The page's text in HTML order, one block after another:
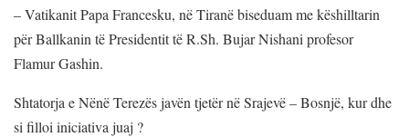
– Vatikanit Papa Francesku, në Tiranë biseduam me këshilltarin
për Ballkanin të Presidentit të R.Sh. Bujar Nishani profesor
Flamur Gashin.
Shtatorja e Nënë Terezës javën tjetër në Srajevë – Bosnjë, kur dhe
si filloi iniciativa juaj ?